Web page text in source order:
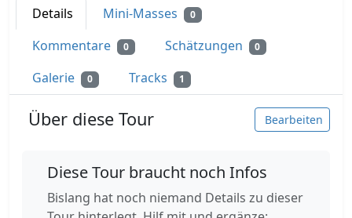
Details Mini-Masses 0
Kommentare 0 Schätzungen 0
Galerie 0 Tracks 1
Über diese Tour Bearbeiten
Diese Tour braucht noch Infos
Bislang hat noch niemand Details zu dieser